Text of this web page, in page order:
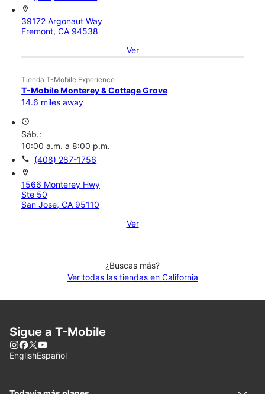
location_on
39172 Argonaut Way
Fremont, CA 94538
Ver
Tienda T-Mobile Experience
T-Mobile Monterey & Cottage Grove
14.6 miles away
access_time
Sáb.:
10:00 a.m. a 8:00 p.m.
call (408) 287-1756
location_on
1566 Monterey Hwy
Ste 50
San Jose, CA 95110
Ver
¿Buscas más?
Ver todas las tiendas en California